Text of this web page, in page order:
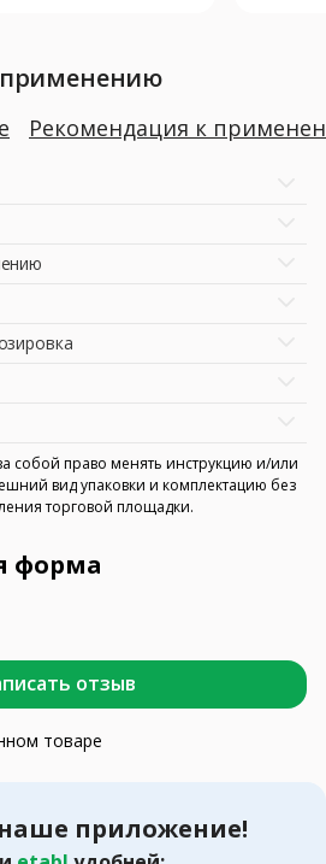
Рекомендация к
собой право менять инструкцию и/или
вид упаковки и комплектацию без
торговой площадки.
форма
отзыв
товаре
приложение!